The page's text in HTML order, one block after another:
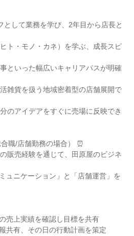
として業務を学び、2年目から店長と
ト・モノ・カネ）を学ぶ、成長スピ
といった幅広いキャリアパスが明確
雑貨を扱う地域密着型の店舗展開で
のアイデアをすぐに売場に反映でき
職/店舗勤務の場合） ⏰
販売経験を通じて、田原屋のビジネ
ュニケーション」と「店舗運営」を
売上実績を確認し目標を共有
共有、その日の行動計画を策定